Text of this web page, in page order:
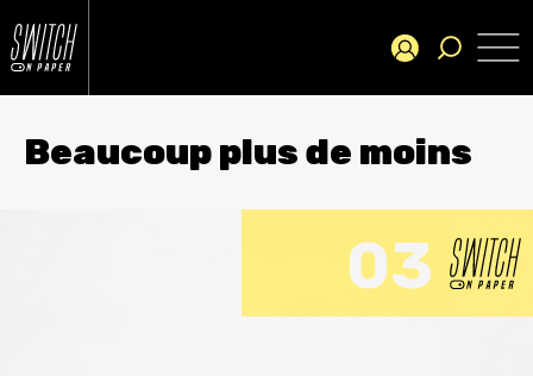
Beaucoup plus de moins
03